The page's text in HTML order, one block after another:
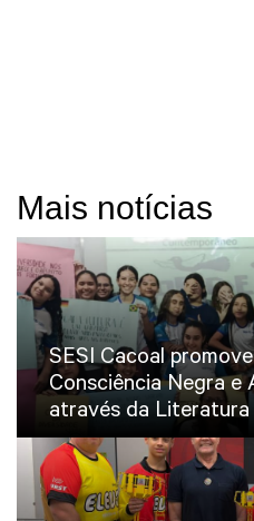
Mais notícias
SESI Cacoal
Consciência Negra e
através da Literatura